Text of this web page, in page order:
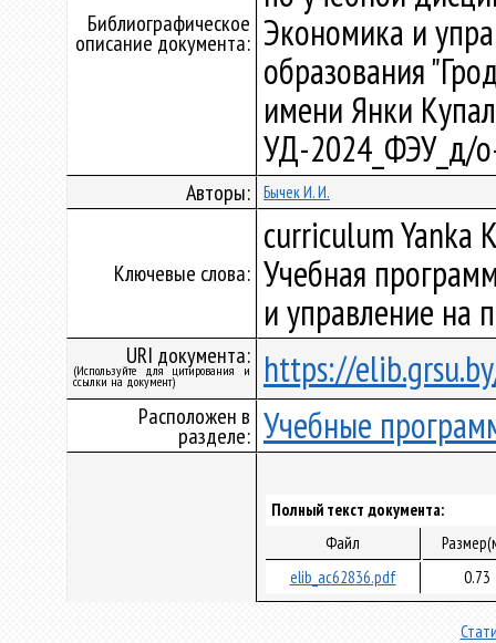
Библиографическое
описание документа: Экономика и
образования
имени Янки
УД-2024_ФЭУ_д/
Авторы: Бычек И. И.
Ключевые слова:
curriculum Yanka
Учебная
и управление на
URI документа:
(Используйте для цитирования и
ссылки на документ) https://
Расположен в
разделе: Учебные
Полный текст документа:
Файл
elib_ac62836.pdf
0.73